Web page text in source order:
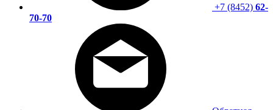
+7 (8452) 62-
70-70